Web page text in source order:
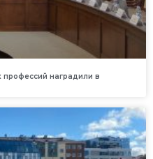
профессий наградили в